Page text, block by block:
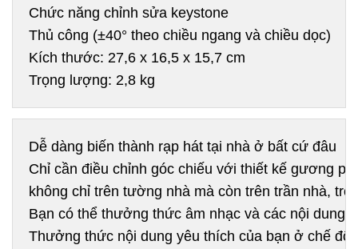
Chức năng chỉnh sửa keystone
Thủ công (±40° theo chiều ngang và chiều dọc)
Kích thước: 27,6 x 16,5 x 15,7 cm
Trọng lượng: 2,8 kg
Dễ dàng biến thành rạp hát tại nhà ở bất cứ đâu
Chỉ cần điều chỉnh góc chiếu với thiết kế gương
không chỉ trên tường nhà mà còn trên trần nhà,
Bạn có thể thưởng thức âm nhạc và các nội dung
Thưởng thức nội dung yêu thích của bạn ở chế độ